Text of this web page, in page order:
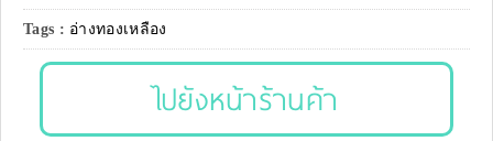
Tags : อ่างทองเหลือง
ไปยังหน้าร้านค้า